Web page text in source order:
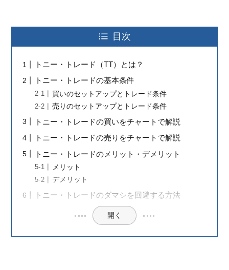
目次
トニー・トレード（TT）とは？
トニー・トレードの基本条件
買いのセットアップとトレード条件
売りのセットアップとトレード条件
トニー・トレードの買いをチャートで解説
トニー・トレードの売りをチャートで解説
トニー・トレードのメリット・デメリット
メリット
デメリット
トニー・トレードのダマシを回避する方法
開く